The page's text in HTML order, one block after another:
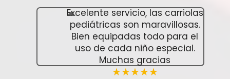
Excelente servicio, las carriolas
pediátricas son maravillosas.
Bien equipadas todo para el
uso de cada niño especial.
Muchas gracias
★★★★★